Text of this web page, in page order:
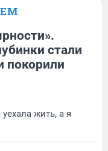
стали
покорили
жить, а я